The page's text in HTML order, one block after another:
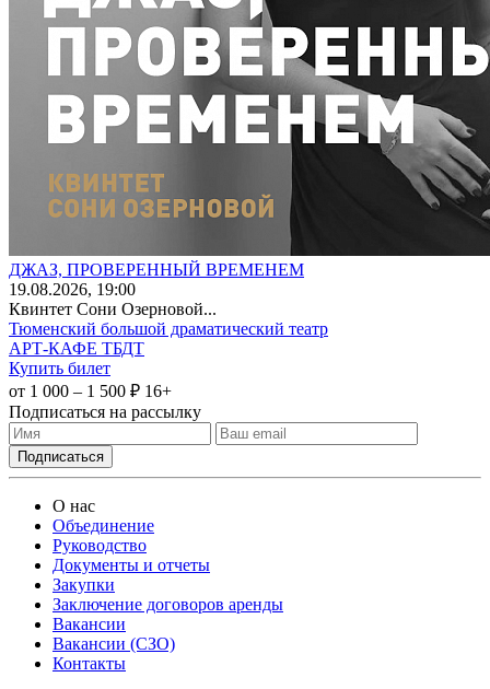
ДЖАЗ, ПРОВЕРЕННЫЙ ВРЕМЕНЕМ
19.08.2026, 19:00
Квинтет Сони Озерновой...
Тюменский большой драматический театр
АРТ-КАФЕ ТБДТ
Купить билет
от 1 000 – 1 500 ₽ 16+
Подписаться на рассылку
О нас
Объединение
Руководство
Документы и отчеты
Закупки
Заключение договоров аренды
Вакансии
Вакансии (СЗО)
Контакты